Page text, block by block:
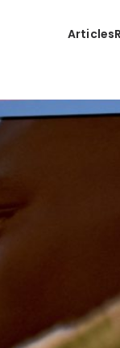
Articles